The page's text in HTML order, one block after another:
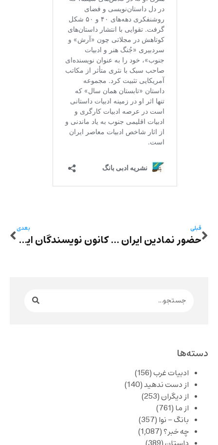
قبلی
حضور نمادین ایران بعد از سه سال غیبت در نمایشگاه کتاب فرانکفورت
بعدی
کانون نویسندگان ایران: ناصر تقوایی، شمایل خدشه‌ناپذیر هنر مستقل و مقاومت در برابر سانسور بود
دسته‌ها
ادبیات غرب(156)
از دست ندهید(140)
از دیگران(253)
از ما (761)
بانگ – نوا (357)
چه خبر؟(1,087)